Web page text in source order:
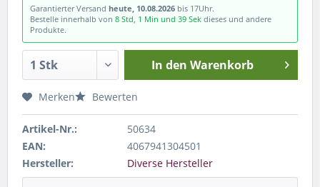
Garantierter Versand heute, 10.08.2026 bis 17Uhr.
Bestelle innerhalb von 8 Std, 1 Min und 39 Sek dieses und andere
Produkte.
In den Warenkorb
Merken Bewerten
Artikel-Nr.:
50634
EAN:
4067941304501
Hersteller:
Diverse Hersteller